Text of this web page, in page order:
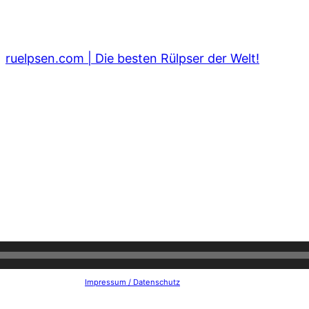
ruelpsen.com | Die besten Rülpser der Welt!
Impressum / Datenschutz